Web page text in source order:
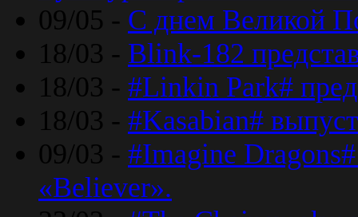
09/05 - С днем Великой
18/03 - Blink-182
18/03 - #Linkin Park#
18/03 - #Kasabian#
09/03 - #Imagine
«Believer».